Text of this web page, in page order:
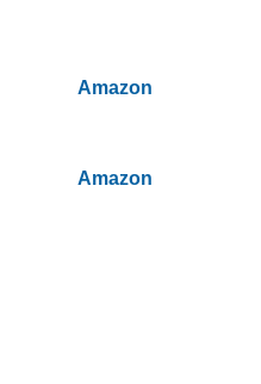
Amazon
Amazon